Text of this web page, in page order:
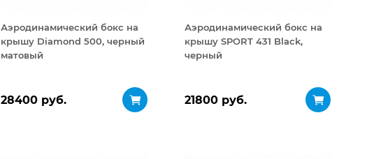
Аэродинамический бокс на
крышу Diamond 500, черный
матовый
28400 руб.
Аэродинамический бокс на
крышу SPORT 431 Black,
черный
21800 руб.